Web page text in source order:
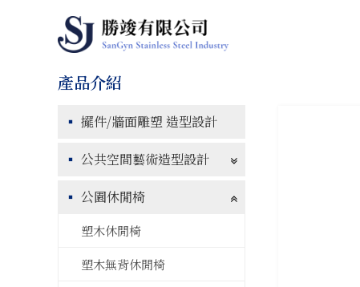
擺件/牆面雕塑 造型設計
公共空間藝術造型設計
公園休閒椅
塑木休閒椅
塑木無背休閒椅